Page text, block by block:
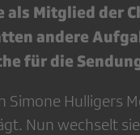
als Mitglied der
andere
für die
Simone Hulligers
Nun wechselt